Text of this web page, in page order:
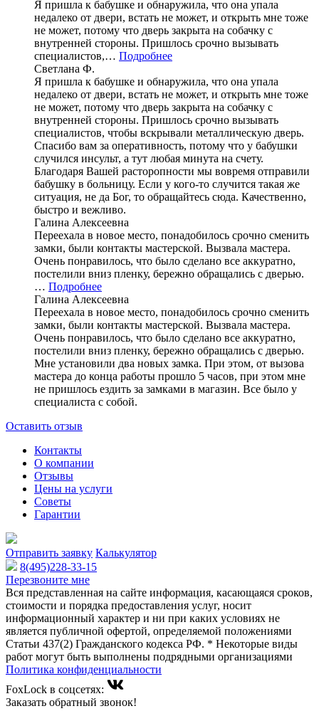
Я пришла к бабушке и обнаружила, что она упала
недалеко от двери, встать не может, и открыть мне тоже
не может, потому что дверь закрыта на собачку с
внутренней стороны. Пришлось срочно вызывать
специалистов,… Подробнее
Светлана Ф.
Я пришла к бабушке и обнаружила, что она упала
недалеко от двери, встать не может, и открыть мне тоже
не может, потому что дверь закрыта на собачку с
внутренней стороны. Пришлось срочно вызывать
специалистов, чтобы вскрывали металлическую дверь.
Спасибо вам за оперативность, потому что у бабушки
случился инсульт, а тут любая минута на счету.
Благодаря Вашей расторопности мы вовремя отправили
бабушку в больницу. Если у кого-то случится такая же
ситуация, не да Бог, то обращайтесь сюда. Качественно,
быстро и вежливо.
Галина Алексеевна
Переехала в новое место, понадобилось срочно сменить
замки, были контакты мастерской. Вызвала мастера.
Очень понравилось, что было сделано все аккуратно,
постелили вниз пленку, бережно обращались с дверью.
… Подробнее
Галина Алексеевна
Переехала в новое место, понадобилось срочно сменить
замки, были контакты мастерской. Вызвала мастера.
Очень понравилось, что было сделано все аккуратно,
постелили вниз пленку, бережно обращались с дверью.
Мне установили два новых замка. При этом, от вызова
мастера до конца работы прошло 5 часов, при этом мне
не пришлось ездить за замками в магазин. Все было у
специалиста с собой.
Оставить отзыв
Контакты
О компании
Отзывы
Цены на услуги
Советы
Гарантии
Отправить заявку Калькулятор
8(495)228-33-15
Перезвоните мне
Вся представленная на сайте информация, касающаяся сроков,
стоимости и порядка предоставления услуг, носит
информационный характер и ни при каких условиях не
является публичной офертой, определяемой положениями
Статьи 437(2) Гражданского кодекса РФ. * Некоторые виды
работ могут быть выполнены подрядными организациями
Политика конфиденциальности
FoxLock в соцсетях:
Заказать обратный звонок!